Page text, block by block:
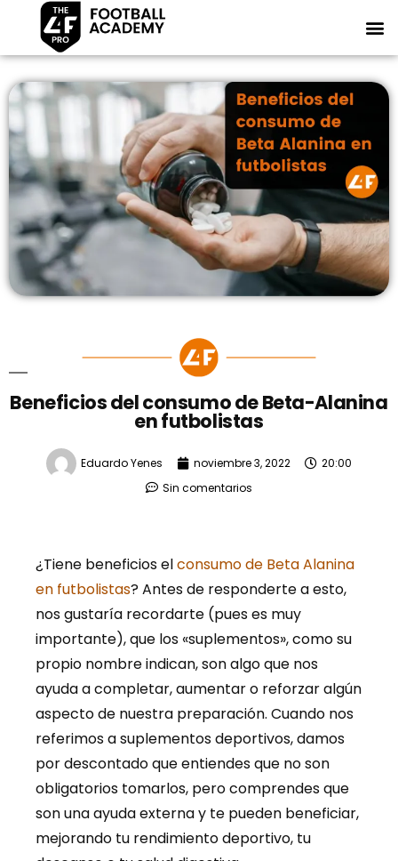
Beneficios del consumo de Beta-Alanina
en futbolistas
Eduardo Yenes noviembre 3, 2022
20:00
Sin comentarios
¿Tiene beneficios elconsumo de Beta Alanina
en futbolistas? Antes de responderte a esto,
nos gustaría recordarte (pues es muy
importante), que los «suplementos», como su
propio nombre indican, son algo que nos
ayuda a completar, aumentar o reforzar algún
aspecto de nuestra preparación. Cuando nos
referimos a suplementos deportivos, damos
por descontado que entiendes que no son
obligatorios tomarlos, pero comprendes que
son una ayuda externa y te pueden beneficiar,
mejorando tu rendimiento deportivo, tu